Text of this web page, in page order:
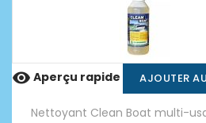
 Aperçu rapide AJOUTER
Nettoyant Clean Boat multi-